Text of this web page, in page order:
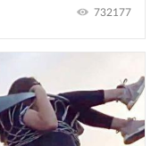
732177